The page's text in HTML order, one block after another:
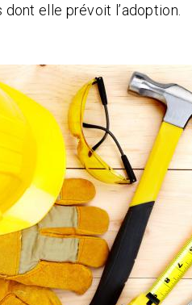
elle prévoit l’adoption.